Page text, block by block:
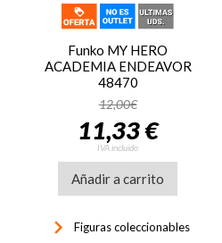
Funko MY HERO
ACADEMIA ENDEAVOR
48470
12,00€
11,33 €
IVA incluido
Añadir a carrito
keyboard_arrow_right Figuras coleccionables